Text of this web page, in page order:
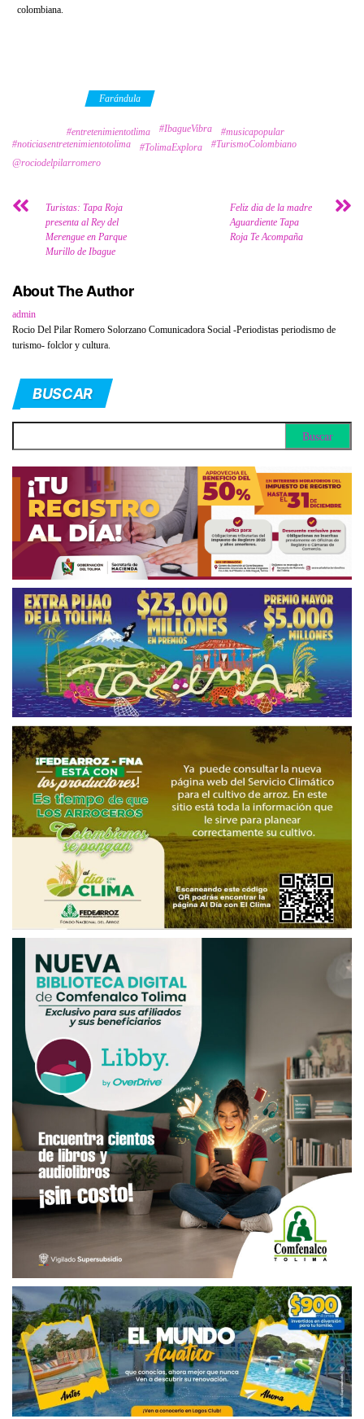
colombiana.
Farándula
#entretenimientotlima #IbagueVibra
#musicapopular
#noticiasentretenimientotolima
#TolimaExplora
#TurismoColombiano
@rociodelpilarromero
Turistas: Tapa Roja
presenta al Rey del
Merengue en Parque
Murillo de Ibague
Feliz dia de la madre
Aguardiente Tapa
Roja Te Acompaña
About The Author
admin
Rocio Del Pilar Romero Solorzano Comunicadora Social -Periodistas periodismo de
turismo- folclor y cultura.
BUSCAR